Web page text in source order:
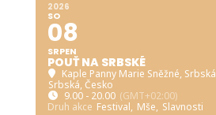
2026
SO
08
SRPEN
POUŤ NA SRBSKÉ
Kaple Panny Marie Sněžné, Srbská
Srbská, Česko
9.00 - 20.00 (GMT+02:00)
Druh akce Festival, Mše, Slavnosti